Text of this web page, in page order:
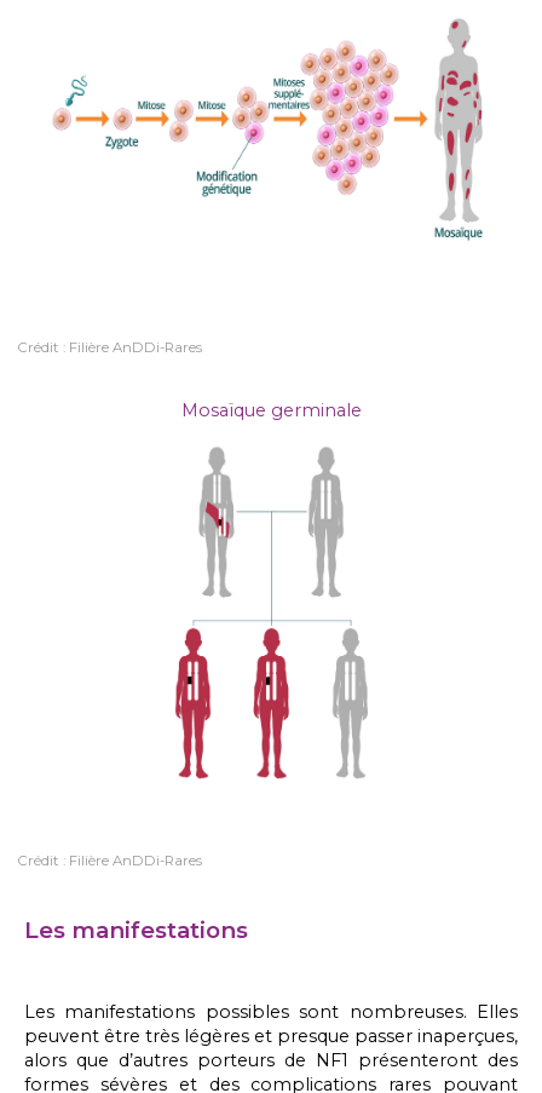
Crédit : Filière AnDDi-Rares
Mosaïque germinale
Crédit : Filière AnDDi-Rares
Les manifestations
Les manifestations possibles sont nombreuses. Elles
peuvent être très légères et presque passer inaperçues,
alors que d’autres porteurs de NF1 présenteront des
formes sévères et des complications rares pouvant